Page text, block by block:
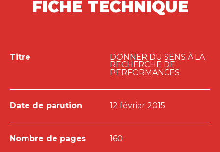
et environnementaux de ses activités.
FICHE TECHNIQUE
Titre
DONNER DU SENS À LA
RECHERCHE DE
PERFORMANCES
Date de parution 12 février 2015
Nombre de pages 160